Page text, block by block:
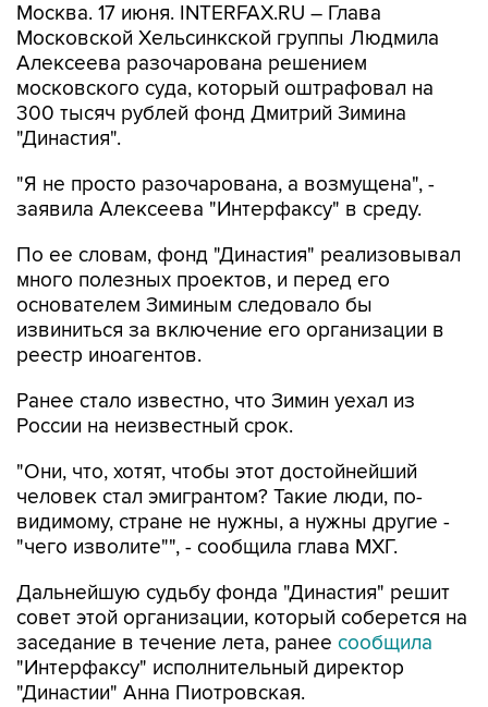
Москва. 17 июня. INTERFAX.RU – Глава
Московской Хельсинкской группы Людмила
Алексеева разочарована решением
московского суда, который оштрафовал на
300 тысяч рублей фонд Дмитрий Зимина
"Династия".
"Я не просто разочарована, а возмущена", -
заявила Алексеева "Интерфаксу" в среду.
По ее словам, фонд "Династия" реализовывал
много полезных проектов, и перед его
основателем Зиминым следовало бы
извиниться за включение его организации в
реестр иноагентов.
Ранее стало известно, что Зимин уехал из
России на неизвестный срок.
"Они, что, хотят, чтобы этот достойнейший
человек стал эмигрантом? Такие люди, по-
видимому, стране не нужны, а нужны другие -
"чего изволите"", - сообщила глава МХГ.
Дальнейшую судьбу фонда "Династия" решит
совет этой организации, который соберется на
заседание в течение лета, ранее сообщила
"Интерфаксу" исполнительный директор
"Династии" Анна Пиотровская.